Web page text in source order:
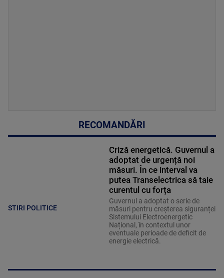
RECOMANDĂRI
STIRI POLITICE
Criză energetică. Guvernul a
adoptat de urgență noi
măsuri. În ce interval va
putea Transelectrica să taie
curentul cu forța
Guvernul a adoptat o serie de
măsuri pentru creșterea siguranței
Sistemului Electroenergetic
Național, în contextul unor
eventuale perioade de deficit de
energie electrică.